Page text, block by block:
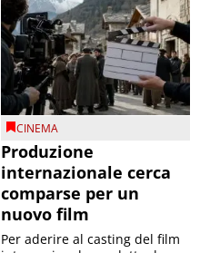
CINEMA
Produzione
internazionale cerca
comparse per un
nuovo film
Per aderire al casting del film